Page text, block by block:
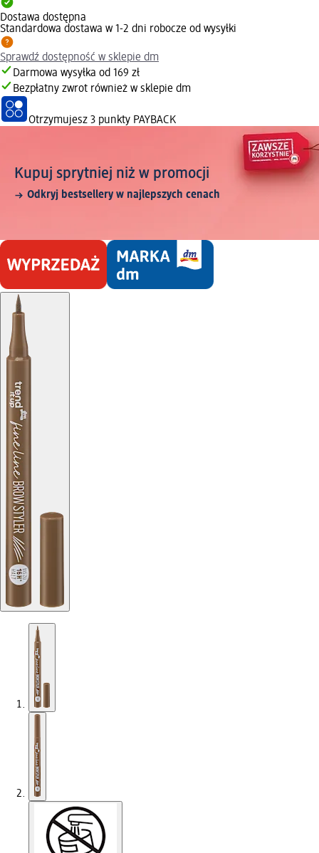
Dostawa dostępna
Standardowa dostawa w 1-2 dni robocze od wysyłki
Sprawdź dostępność w sklepie dm
Darmowa wysyłka od 169 zł
Bezpłatny zwrot również w sklepie dm
Otrzymujesz 3 punkty PAYBACK
Kupuj sprytniej niż w promocji
Odkryj bestsellery w najlepszych cenach